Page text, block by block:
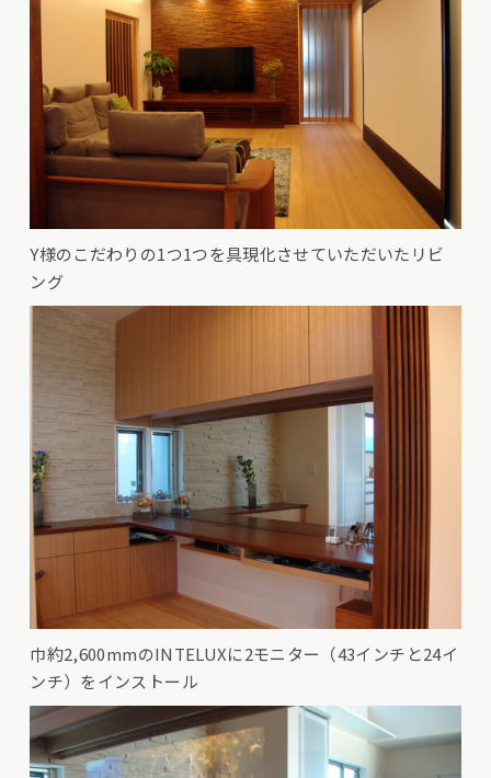
Y様のこだわりの1つ1つを具現化させていただいたリビ
ング
巾約2,600mmのINTELUXに2モニター（43インチと24イ
ンチ）をインストール